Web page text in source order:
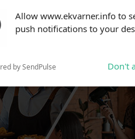
Allow www.ekvarner.info to
push notifications to your
by SendPulse Don't
permission prompts, click
notification icon